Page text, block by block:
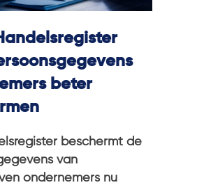
beter
beschermt de
van
ondernemers nu